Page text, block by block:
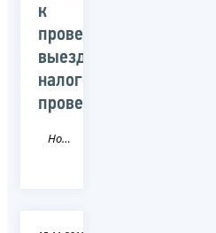
к
проведению
выездной
налоговой
проверки»
Новость